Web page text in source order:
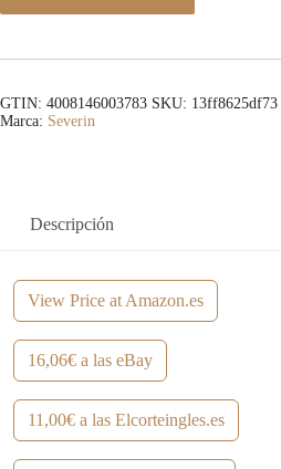
GTIN: 4008146003783 SKU: 13ff8625df73
Marca: Severin
Descripción
View Price at Amazon.es
16,06€ a las eBay
11,00€ a las Elcorteingles.es